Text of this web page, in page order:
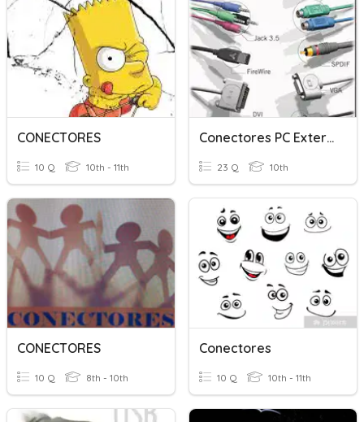
CONECTORES
10 Q 10th - 11th
Conectores PC Externos 2
23 Q 10th
CONECTORES
10 Q 8th - 10th
Conectores
10 Q 10th - 11th